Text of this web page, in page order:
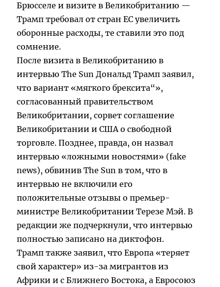
Брюсселе и визите в Великобританию —
Трамп требовал от стран ЕС увеличить
оборонные расходы, те ставили это под
сомнение.
После визита в Великобританию в
интервью The Sun Дональд Трамп заявил,
что вариант «мягкого брексита“»,
согласованный правительством
Великобритании, сорвет соглашение
Великобритании и США о свободной
торговле. Позднее, правда, он назвал
интервью «ложными новостями» (fake
news), обвинив The Sun в том, что в
интервью не включили его
положительные отзывы о премьер-
министре Великобритании Терезе Мэй. В
редакции же подчеркнули, что интервью
полностью записано на диктофон.
Трамп также заявил, что Европа «теряет
свой характер» из-за мигрантов из
Африки и с Ближнего Востока, а Евросоюз